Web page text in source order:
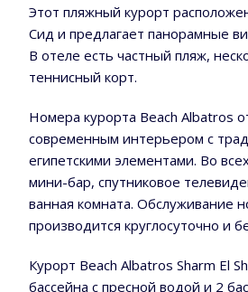
Этот пляжный курорт
Сид и предлагает панорамные
В отеле есть частный пляж,
теннисный корт.
Номера курорта Beach Albatros
современным интерьером с
египетскими элементами. Во
мини-бар, спутниковое
ванная комната. Обслуживание
производится круглосуточно и
Курорт Beach Albatros Sharm El
бассейна с пресной водой и 2